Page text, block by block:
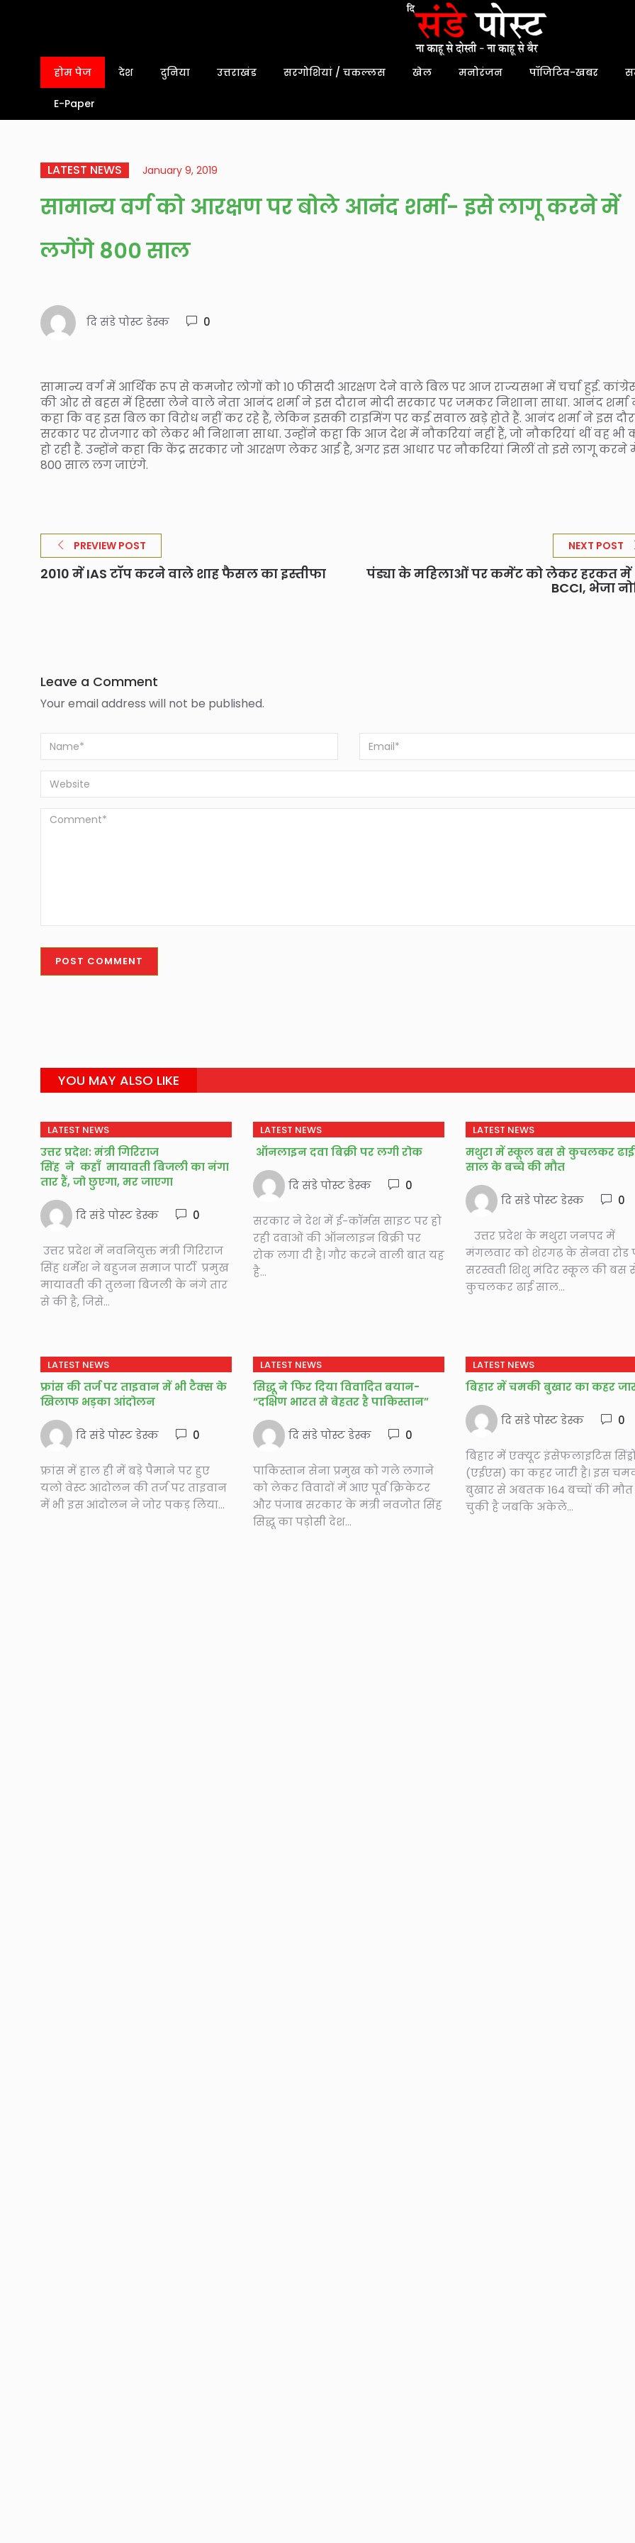
होम पेज देश दुनिया उत्तराखंड सरगोशियां / चकल्लस खेल मनोरंजन पॉजिटिव-खबर
E-Paper
LATEST NEWS January 9, 2019
सामान्य वर्ग को आरक्षण पर बोले आनंद शर्मा- इसे लागू करने में
लगेंगे 800 साल
दि संडे पोस्ट डेस्क 0
सामान्य वर्ग में आर्थिक रूप से कमजोर लोगों को 10 फीसदी आरक्षण देने वाले बिल पर आज राज्यसभा में चर्चा हुई.
की ओर से बहस में हिस्सा लेने वाले नेता आनंद शर्मा ने इस दौरान मोदी सरकार पर जमकर निशाना साधा. आनंद शर्मा
कहा कि वह इस बिल का विरोध नहीं कर रहे हैं, लेकिन इसकी टाइमिंग पर कई सवाल खड़े होते हैं. आनंद शर्मा ने इस
सरकार पर रोजगार को लेकर भी निशाना साधा. उन्होंने कहा कि आज देश में नौकरियां नहीं हैं, जो नौकरियां थीं वह भी
हो रही हैं. उन्होंने कहा कि केंद्र सरकार जो आरक्षण लेकर आई है, अगर इस आधार पर नौकरियां मिलीं तो इसे लागू करने
800 साल लग जाएंगे.
PREVIEW POST
2010 में IAS टॉप करने वाले शाह फैसल का इस्तीफा
NEXT POST
पंड्या के महिलाओं पर कमेंट को लेकर हरकत
BCCI, भेजा
Leave a Comment
Your email address will not be published.
YOU MAY ALSO LIKE
LATEST NEWS
उत्तर प्रदेश: मंत्री गिरिराज
सिंह ने कहाँ मायावती बिजली का नंगा
तार हैं, जो छुएगा, मर जाएगा
दि संडे पोस्ट डेस्क 0
उत्तर प्रदेश में नवनियुक्त मंत्री गिरिराज
सिंह धर्मेश ने बहुजन समाज पार्टी प्रमुख
मायावती की तुलना बिजली के नंगे तार
से की है, जिसे...
LATEST NEWS
ऑनलाइन दवा बिक्री पर लगी रोक
दि संडे पोस्ट डेस्क 0
सरकार ने देश में ई-कॉर्मस साइट पर हो
रही दवाओं की ऑनलाइन बिक्री पर
रोक लगा दी है। गौर करने वाली बात यह
है...
LATEST NEWS
मथुरा में स्कूल बस से कुचलकर ढाई
साल के बच्चे की मौत
दि संडे पोस्ट डेस्क 0
उत्तर प्रदेश के मथुरा जनपद में
मंगलवार को शेरगढ़ के सेनवा रोड
सरस्वती शिशु मंदिर स्कूल की बस
कुचलकर ढाई साल...
LATEST NEWS
फ्रांस की तर्ज पर ताइवान में भी टैक्स के
खिलाफ भड़का आंदोलन
दि संडे पोस्ट डेस्क 0
फ्रांस में हाल ही में बड़े पैमाने पर हुए
यलो वेस्ट आंदोलन की तर्ज पर ताइवान
में भी इस आंदोलन ने जोर पकड़ लिया...
LATEST NEWS
सिद्धू ने फिर दिया विवादित बयान-
“दक्षिण भारत से बेहतर है पाकिस्तान”
दि संडे पोस्ट डेस्क 0
पाकिस्तान सेना प्रमुख को गले लगाने
को लेकर विवादों में आए पूर्व क्रिकेटर
और पंजाब सरकार के मंत्री नवजोत सिंह
सिद्धू का पड़ोसी देश...
LATEST NEWS
बिहार में चमकी बुखार का कहर
दि संडे पोस्ट डेस्क 0
बिहार में एक्यूट इंसेफलाइटिस
(एईएस) का कहर जारी है। इस
बुखार से अबतक 164 बच्चों की मौत
चुकी है जबकि अकेले...